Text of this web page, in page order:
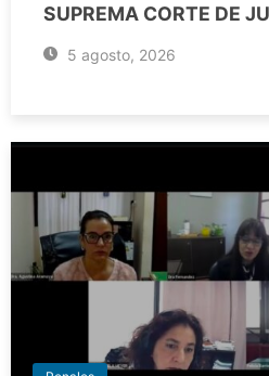
SUPREMA CORTE DE
5 agosto, 2026